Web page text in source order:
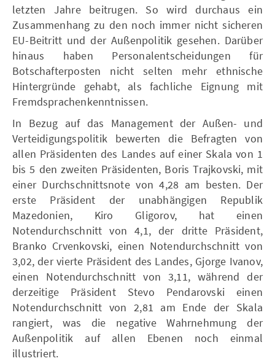
letzten Jahre beitrugen. So wird durchaus ein
Zusammenhang zu den noch immer nicht sicheren
EU-Beitritt und der Außenpolitik gesehen. Darüber
hinaus haben Personalentscheidungen für
Botschafterposten nicht selten mehr ethnische
Hintergründe gehabt, als fachliche Eignung mit
Fremdsprachenkenntnissen.
In Bezug auf das Management der Außen- und
Verteidigungspolitik bewerten die Befragten von
allen Präsidenten des Landes auf einer Skala von 1
bis 5 den zweiten Präsidenten, Boris Trajkovski, mit
einer Durchschnittsnote von 4,28 am besten. Der
erste Präsident der unabhängigen Republik
Mazedonien, Kiro Gligorov, hat einen
Notendurchschnitt von 4,1, der dritte Präsident,
Branko Crvenkovski, einen Notendurchschnitt von
3,02, der vierte Präsident des Landes, Gjorge Ivanov,
einen Notendurchschnitt von 3,11, während der
derzeitige Präsident Stevo Pendarovski einen
Notendurchschnitt von 2,81 am Ende der Skala
rangiert, was die negative Wahrnehmung der
Außenpolitik auf allen Ebenen noch einmal
illustriert.